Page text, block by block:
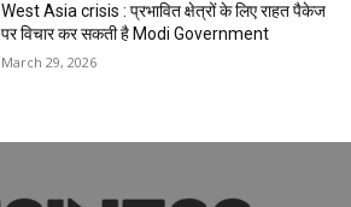
West Asia crisis : प्रभावित क्षेत्रों के लिए राहत पैकेज
पर विचार कर सकती है Modi Government
March 29, 2026